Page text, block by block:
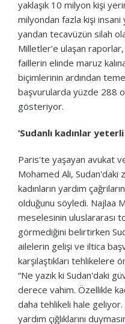
yaklaşık 10 milyon kişi
milyondan fazla kişi
yandan tecavüzün silah
Milletler’e ulaşan
faillerin elinde maruz
biçimlerinin ardından
başvurularda yüzde 288
gösteriyor.
‘Sudanlı kadınlar
Paris'te yaşayan avukat
Mohamed Ali, Sudan'daki
kadınların yardım
olduğunu söyledi. Najlaa
meselesinin uluslararası
görmediğini belirtirken
ailelerin gelişi ve iltica
karşılaştıkları tehlikelere
“Ne yazık ki Sudan'daki
derece vahim. Özellikle
daha tehlikeli hale geliyor.
yardım çığlıklarını